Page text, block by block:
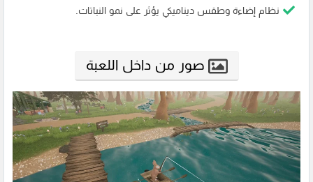
نظام إضاءة وطقس ديناميكي يؤثر على نمو النباتات.
صور من داخل اللعبة